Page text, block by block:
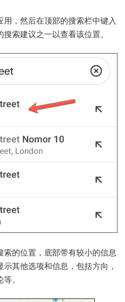
，然后在顶部的搜索栏中键入
索建议之一以查看该位置。
的位置，底部带有较小的信息
其他选项和信息，包括方向，
。